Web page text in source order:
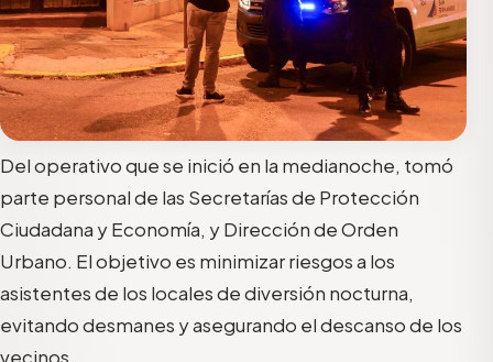
Del operativo que se inició en la medianoche, tomó
parte personal de las Secretarías de Protección
Ciudadana y Economía, y Dirección de Orden
Urbano. El objetivo es minimizar riesgos a los
asistentes de los locales de diversión nocturna,
evitando desmanes y asegurando el descanso de los
vecinos.